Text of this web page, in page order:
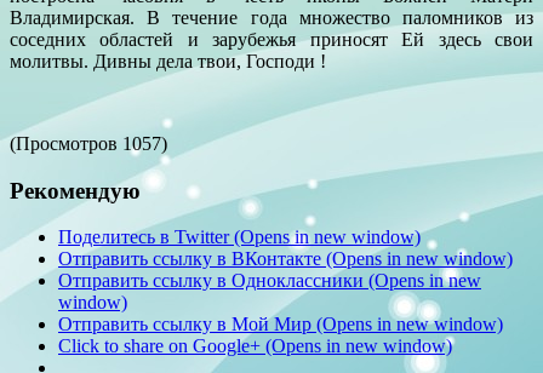
Владимирская. В течение года множество паломников из
соседних областей и зарубежья приносят Ей здесь свои
молитвы. Дивны дела твои, Господи !
(Просмотров 1057)
Рекомендую
Поделитесь в Twitter (Opens in new window)
Отправить ссылку в ВКонтакте (Opens in new window)
Отправить ссылку в Одноклассники (Opens in new
window)
Отправить ссылку в Мой Мир (Opens in new window)
Click to share on Google+ (Opens in new window)